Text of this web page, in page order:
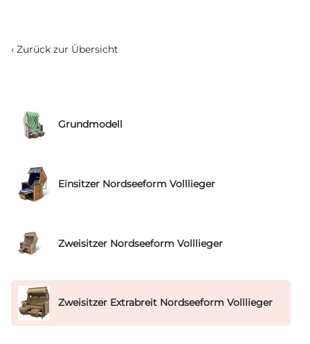
‹ Zurück zur Übersicht
Grundmodell
Einsitzer Nordseeform Volllieger
Zweisitzer Nordseeform Volllieger
Zweisitzer Extrabreit Nordseeform Volllieger